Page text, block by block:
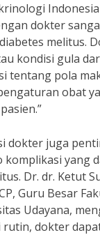
dokter
melitus.
kondisi gula
tentang pola
obat
dokter juga
komplikasi yang
Dr. dr. Ketut
Guru Besar
Udayana,
rutin, dokter